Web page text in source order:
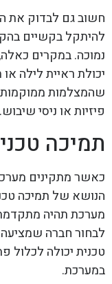
חשוב גם לבדוק את
להיתקל בקשיים
נמוכה. במקרים
יכולת ראיית לילה
שהמצלמות ממוקמות
פיזיות או ניסי שיבוש.
תמיכה
הנושא של תמיכה
מערכת תהיה
לבחור חברה שמציעה
טכנית יכולה לכלול
במערכת.